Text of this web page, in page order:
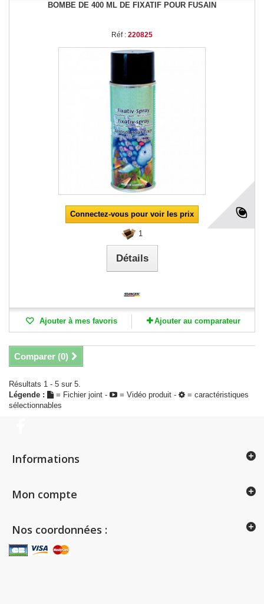
BOMBE DE 400 ML DE FIXATIF POUR FUSAIN
Réf : 220825
Connectez-vous pour voir les prix
1
Détails
Ajouter à mes favoris Ajouter au comparateur
Comparer (0)
Résultats 1 - 5 sur 5.
Légende :
= Fichier joint - = Vidéo produit -
= caractéristiques
sélectionnables
Informations
Mon compte
Nos coordonnées :